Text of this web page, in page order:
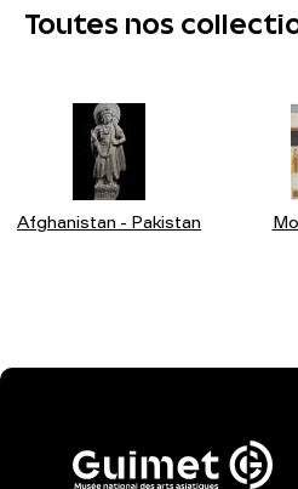
Toutes nos
Afghanistan - Pakistan